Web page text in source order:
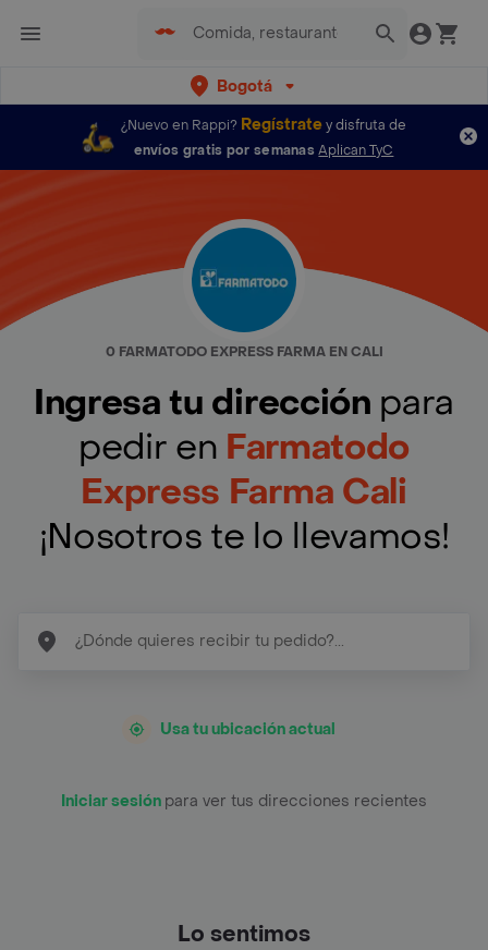
Bogotá
¿Nuevo en Rappi? Regístratey disfruta de
envíos gratis por semanas Aplican TyC
0 FARMATODO EXPRESS FARMA EN CALI
Ingresa tu dirección para
pedir en Farmatodo
Express Farma Cali
¡Nosotros te lo llevamos!
Usa tu ubicación actual
Iniciar sesión para ver tus direcciones recientes
Lo sentimos